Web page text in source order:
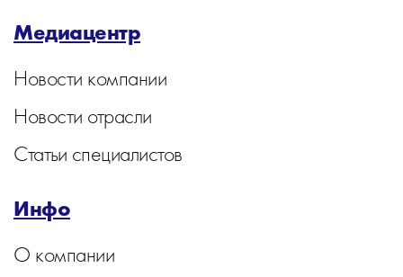
Медиацентр
Новости компании
Новости отрасли
Статьи специалистов
Инфо
О компании